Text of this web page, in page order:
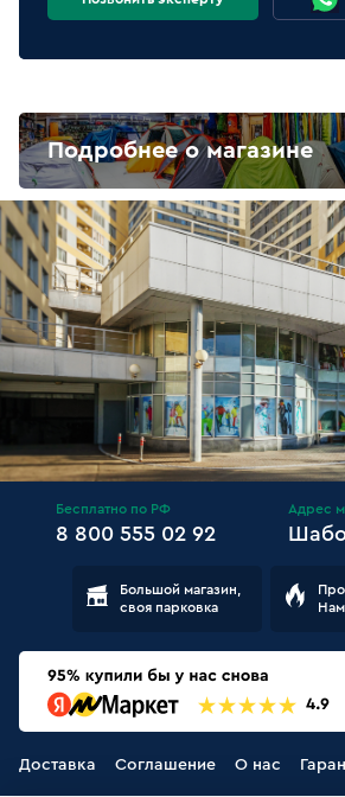
Подробнее о магазине
Бесплатно по РФ
8 800 555 02 92
Адрес
Большой магазин,
своя парковка
Нам
Доставка Соглашение О нас